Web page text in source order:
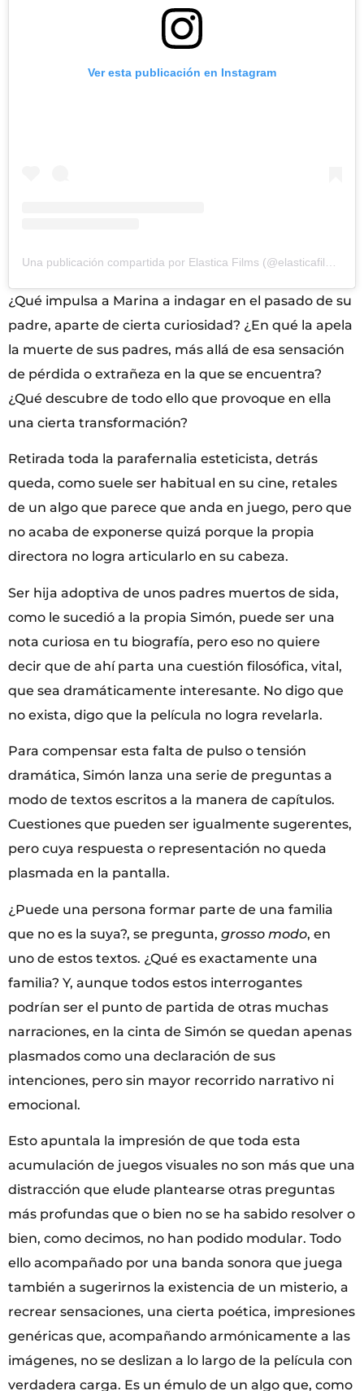
Ver esta publicación en Instagram
¿Qué impulsa a Marina a indagar en el pasado de su
padre, aparte de cierta curiosidad? ¿En qué la apela
la muerte de sus padres, más allá de esa sensación
de pérdida o extrañeza en la que se encuentra?
¿Qué descubre de todo ello que provoque en ella
una cierta transformación?
Retirada toda la parafernalia esteticista, detrás
queda, como suele ser habitual en su cine, retales
de un algo que parece que anda en juego, pero que
no acaba de exponerse quizá porque la propia
directora no logra articularlo en su cabeza.
Ser hija adoptiva de unos padres muertos de sida,
como le sucedió a la propia Simón, puede ser una
nota curiosa en tu biografía, pero eso no quiere
decir que de ahí parta una cuestión filosófica, vital,
que sea dramáticamente interesante. No digo que
no exista, digo que la película no logra revelarla.
Para compensar esta falta de pulso o tensión
dramática, Simón lanza una serie de preguntas a
modo de textos escritos a la manera de capítulos.
Cuestiones que pueden ser igualmente sugerentes,
pero cuya respuesta o representación no queda
plasmada en la pantalla.
¿Puede una persona formar parte de una familia
que no es la suya?, se pregunta, grosso modo, en
uno de estos textos. ¿Qué es exactamente una
familia? Y, aunque todos estos interrogantes
podrían ser el punto de partida de otras muchas
narraciones, en la cinta de Simón se quedan apenas
plasmados como una declaración de sus
intenciones, pero sin mayor recorrido narrativo ni
emocional.
Esto apuntala la impresión de que toda esta
acumulación de juegos visuales no son más que una
distracción que elude plantearse otras preguntas
más profundas que o bien no se ha sabido resolver o
bien, como decimos, no han podido modular. Todo
ello acompañado por una banda sonora que juega
también a sugerirnos la existencia de un misterio, a
recrear sensaciones, una cierta poética, impresiones
genéricas que, acompañando armónicamente a las
imágenes, no se deslizan a lo largo de la película con
verdadera carga. Es un émulo de un algo que, como